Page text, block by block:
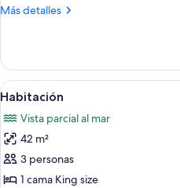
Más detalles
Más
Ver
todas
las
fotos
de
Habitación
7
Habitación
Vista parcial al mar
42 m²
3 personas
1 cama King size